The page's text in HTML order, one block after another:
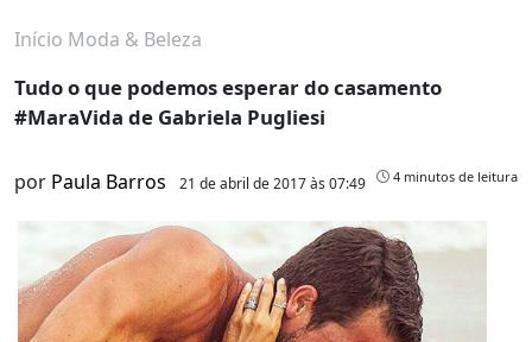
Início Moda & Beleza
Tudo o que podemos esperar do casamento
#MaraVida de Gabriela Pugliesi
por Paula Barros 21 de abril de 2017 às 07:49 4 minutos de leitura